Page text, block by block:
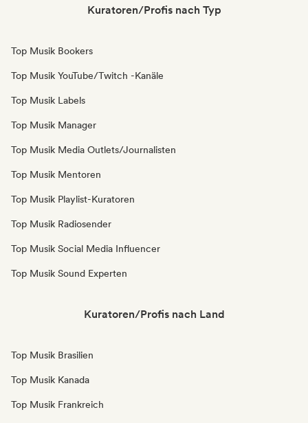
Kuratoren/Profis nach Typ
Top Musik Bookers
Top Musik YouTube/Twitch -Kanäle
Top Musik Labels
Top Musik Manager
Top Musik Media Outlets/Journalisten
Top Musik Mentoren
Top Musik Playlist-Kuratoren
Top Musik Radiosender
Top Musik Social Media Influencer
Top Musik Sound Experten
Kuratoren/Profis nach Land
Top Musik Brasilien
Top Musik Kanada
Top Musik Frankreich